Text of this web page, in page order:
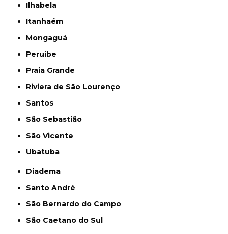
Ilhabela
Itanhaém
Mongaguá
Peruíbe
Praia Grande
Riviera de São Lourenço
Santos
São Sebastião
São Vicente
Ubatuba
Diadema
Santo André
São Bernardo do Campo
São Caetano do Sul